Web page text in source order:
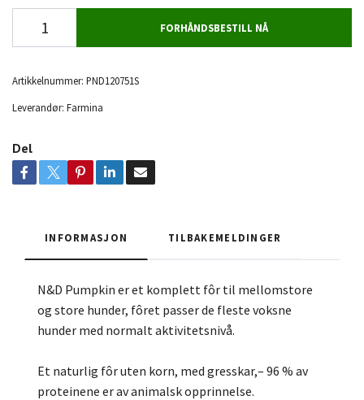
FORHÅNDSBESTILL NÅ
Artikkelnummer: PND120751S
Leverandør: Farmina
Del
INFORMASJON TILBAKEMELDINGER
N&D Pumpkin er et komplett fôr til mellomstore
og store hunder, fôret passer de fleste voksne
hunder med normalt aktivitetsnivå.
Et naturlig fôr uten korn, med gresskar,– 96 % av
proteinene er av animalsk opprinnelse.